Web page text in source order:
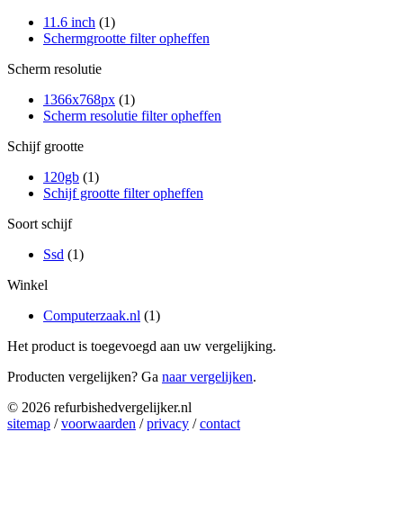
11.6 inch (1)
Schermgrootte filter opheffen
Scherm resolutie
1366x768px (1)
Scherm resolutie filter opheffen
Schijf grootte
120gb (1)
Schijf grootte filter opheffen
Soort schijf
Ssd (1)
Winkel
Computerzaak.nl (1)
Het product is toegevoegd aan uw vergelijking.
Producten vergelijken? Ga naar vergelijken.
© 2026 refurbishedvergelijker.nl
sitemap /voorwaarden /privacy /contact